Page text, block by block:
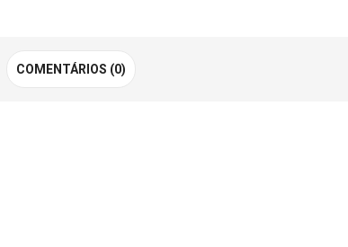
COMENTÁRIOS (0)